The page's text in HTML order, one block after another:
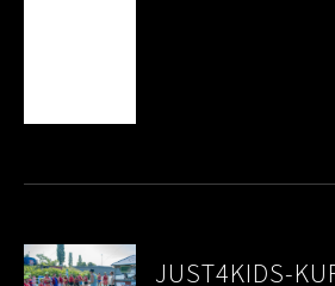
JUST4KIDS-